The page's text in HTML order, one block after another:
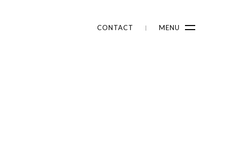
CONTACT MENU